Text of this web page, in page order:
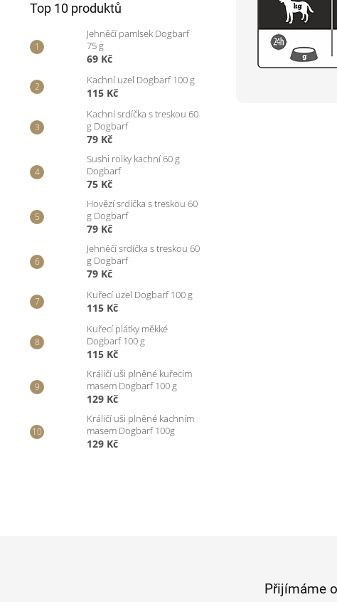
Top 10 produktů
Jehněčí pamlsek Dogbarf
75 g
69 Kč
Kachní uzel Dogbarf 100 g
115 Kč
Kachní srdíčka s treskou 60
g Dogbarf
79 Kč
Sushi rolky kachní 60 g
Dogbarf
75 Kč
Hovězí srdíčka s treskou 60
g Dogbarf
79 Kč
Jehněčí srdíčka s treskou 60
g Dogbarf
79 Kč
Kuřecí uzel Dogbarf 100 g
115 Kč
Kuřecí plátky měkké
Dogbarf 100 g
115 Kč
Králičí uši plněné kuřecím
masem Dogbarf 100 g
129 Kč
Králičí uši plněné kachním
masem Dogbarf 100g
129 Kč
Přijímáme